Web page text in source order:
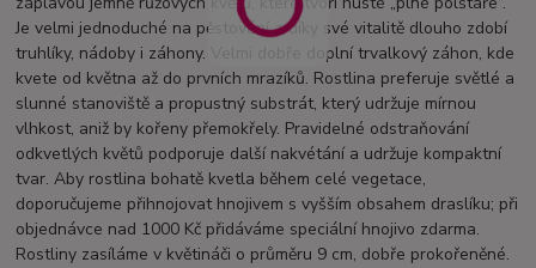
Je velmi jednoduché na pěstování a díky své vitalitě dlouho zdobí
truhlíky, nádoby i záhony. Velmi dobře doplní trvalkový záhon, kde
kvete od května až do prvních mrazíků. Rostlina preferuje světlé a
slunné stanoviště a propustný substrát, který udržuje mírnou
vlhkost, aniž by kořeny přemokřely. Pravidelné odstraňování
odkvetlých květů podporuje další nakvétání a udržuje kompaktní
tvar. Aby rostlina bohatě kvetla během celé vegetace,
doporučujeme přihnojovat hnojivem s vyšším obsahem draslíku; při
objednávce nad 1000 Kč přidáváme speciální hnojivo zdarma.
Rostliny zasíláme v květináči o průměru 9 cm, dobře prokořeněné.